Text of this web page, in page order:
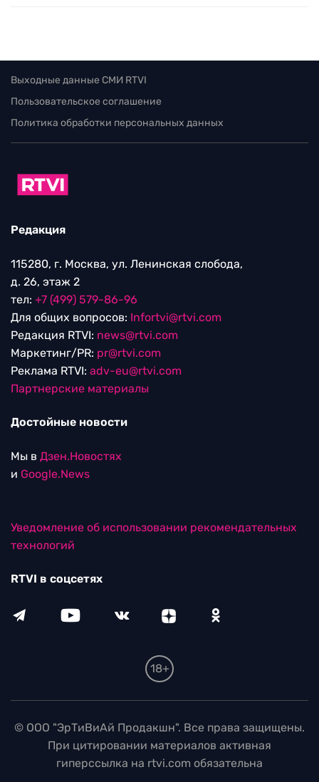
Выходные данные СМИ RTVI
Пользовательское соглашение
Политика обработки персональных данных
Редакция
115280, г. Москва, ул. Ленинская слобода,
д. 26, этаж 2
тел: +7 (499) 579-86-96
Для общих вопросов: Infortvi@rtvi.com
Редакция RTVI: news@rtvi.com
Маркетинг/PR: pr@rtvi.com
Реклама RTVI: adv-eu@rtvi.com
Партнерские материалы
Достойные новости
Мы в Дзен.Новостях
и Google.News
Уведомление об использовании рекомендательных
технологий
RTVI в соцсетях
18+
© ООО "ЭрТиВиАй Продакшн". Все права защищены.
При цитировании материалов активная
гиперссылка на rtvi.com обязательна